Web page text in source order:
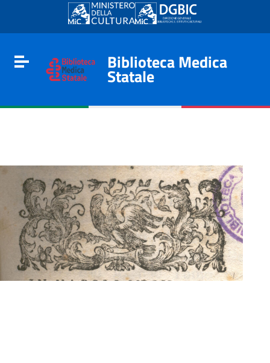
Go to content
Go to the navigation menu
Go to the footer
Toggle navigation
Biblioteca Medica
Statale